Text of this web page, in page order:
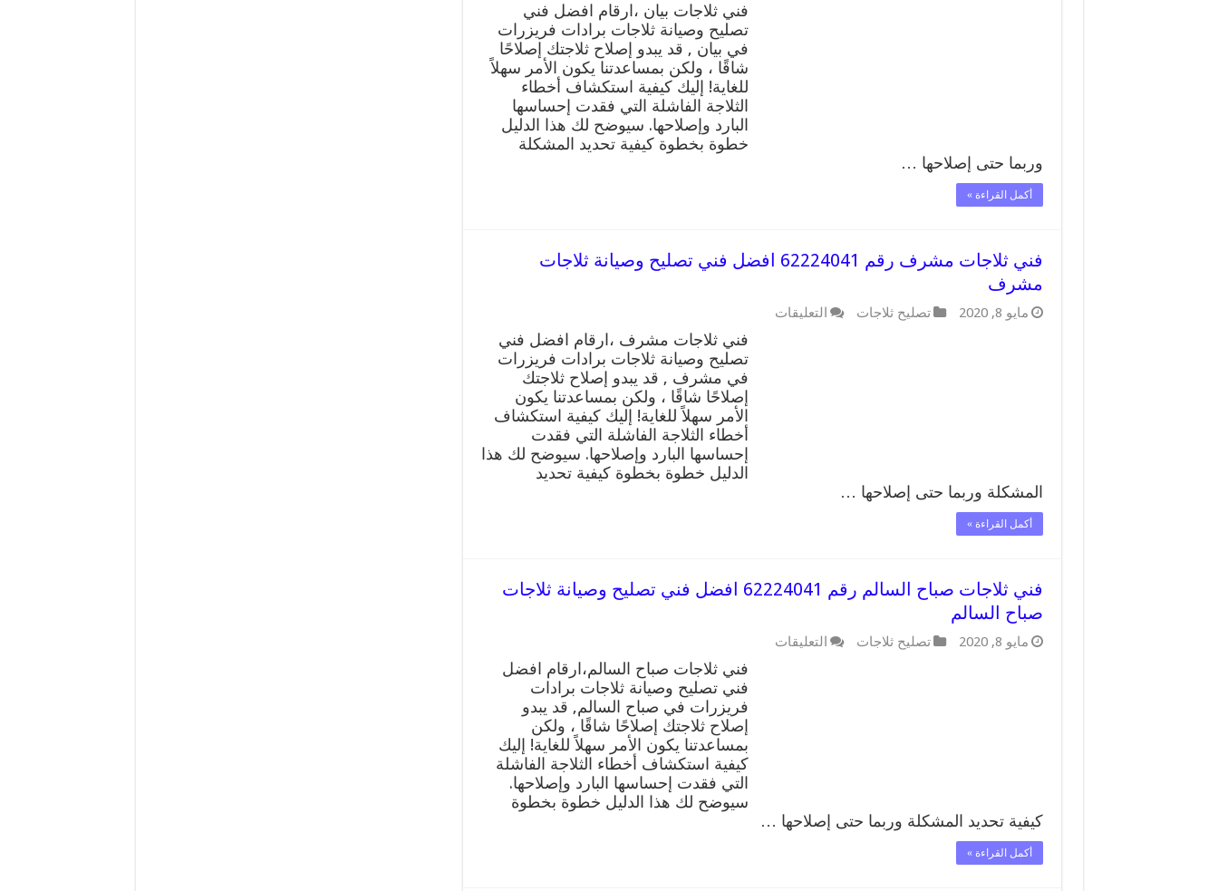
ثلاجات
62224041
افضل
تصليح
وصيانة
ثلاجات
فني ثلاجات بيان ،ارقام افضل فني
تصليح وصيانة ثلاجات برادات فريزرات
في بيان , قد يبدو إصلاح ثلاجتك إصلاحًا
شاقًا ، ولكن بمساعدتنا يكون الأمر سهلاً
للغاية! إليك كيفية استكشاف أخطاء
الثلاجة الفاشلة التي فقدت إحساسها
البارد وإصلاحها. سيوضح لك هذا الدليل
خطوة بخطوة كيفية تحديد المشكلة
وربما حتى إصلاحها …
أكمل القراءة »
فني ثلاجات مشرف رقم 62224041 افضل فني تصليح وصيانة ثلاجات
مشرف
مايو 8, 2020 تصليح ثلاجات التعليقات
ثلاجات
مشرف
62224041
افضل
تصليح
وصيانة
ثلاجات
فني ثلاجات مشرف ،ارقام افضل فني
تصليح وصيانة ثلاجات برادات فريزرات
في مشرف , قد يبدو إصلاح ثلاجتك
إصلاحًا شاقًا ، ولكن بمساعدتنا يكون
الأمر سهلاً للغاية! إليك كيفية استكشاف
أخطاء الثلاجة الفاشلة التي فقدت
إحساسها البارد وإصلاحها. سيوضح لك هذا
الدليل خطوة بخطوة كيفية تحديد
المشكلة وربما حتى إصلاحها …
أكمل القراءة »
فني ثلاجات صباح السالم رقم 62224041 افضل فني تصليح وصيانة ثلاجات
صباح السالم
مايو 8, 2020 تصليح ثلاجات التعليقات
ثلاجات
صباح
السالم
62224041
افضل
تصليح
وصيانة
فني ثلاجات صباح السالم،ارقام افضل
فني تصليح وصيانة ثلاجات برادات
فريزرات في صباح السالم, قد يبدو
إصلاح ثلاجتك إصلاحًا شاقًا ، ولكن
بمساعدتنا يكون الأمر سهلاً للغاية! إليك
كيفية استكشاف أخطاء الثلاجة الفاشلة
التي فقدت إحساسها البارد وإصلاحها.
سيوضح لك هذا الدليل خطوة بخطوة
كيفية تحديد المشكلة وربما حتى إصلاحها …
أكمل القراءة »